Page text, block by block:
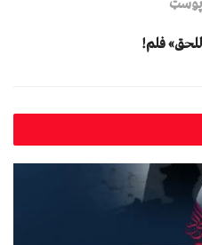
فلم!